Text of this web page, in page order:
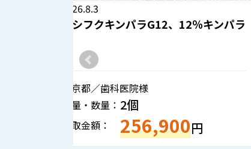
2026.7.31
GCキャストウェル 12％キンパラ
島根県／歯科技工所様
重量・数量：
買取金額： 795,300